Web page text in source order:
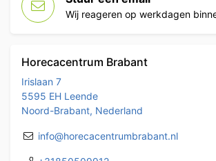
Wij reageren op werkdagen
Horecacentrum Brabant
Irislaan 7
5595 EH Leende
Noord-Brabant, Nederland
info@horecacentrumbrabant.nl